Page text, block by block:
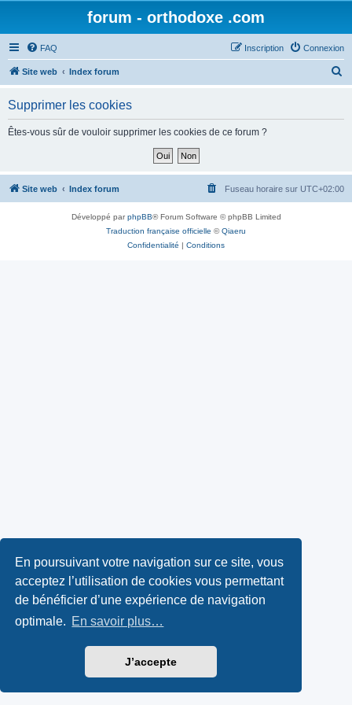
En poursuivant votre navigation sur ce site, vous
acceptez l’utilisation de cookies vous permettant
de bénéficier d’une expérience de navigation
optimale. En savoir plus…
J’accepte
forum - orthodoxe .com
FAQ Connexion
Inscription
Site web Index forum
h
Supprimer les cookies
Êtes-vous sûr de vouloir supprimer les cookies de ce forum ?
Site web Index forum Fuseau horaire sur UTC+02:00
Développé parphpBB® Forum Software © phpBB Limited
Traduction française officielle ©Qiaeru
Confidentialité | Conditions